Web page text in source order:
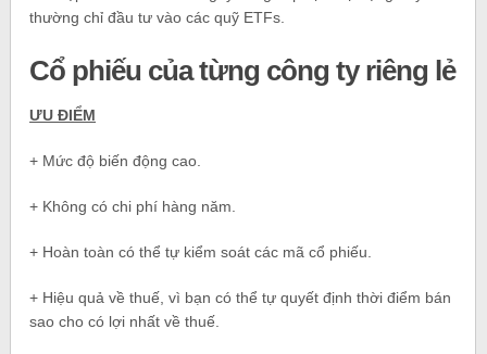
thường chỉ đầu tư vào các quỹ ETFs.
Cổ phiếu của từng công ty riêng lẻ
ƯU ĐIỂM
+ Mức độ biến động cao.
+ Không có chi phí hàng năm.
+ Hoàn toàn có thể tự kiểm soát các mã cổ phiếu.
+ Hiệu quả về thuế, vì bạn có thể tự quyết định thời điểm bán
sao cho có lợi nhất về thuế.